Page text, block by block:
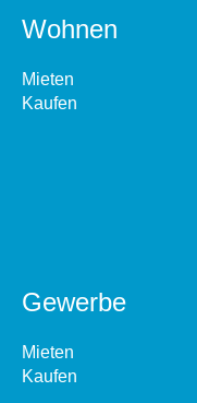
Wohnen
Mieten
Kaufen
Gewerbe
Mieten
Kaufen